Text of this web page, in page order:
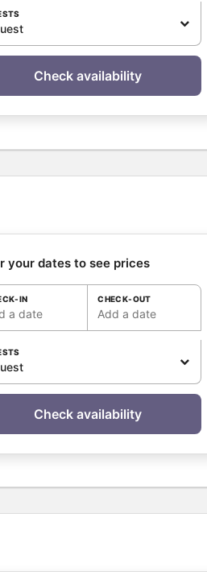
Check availability
your dates to see prices
IN
a date
CHECK-OUT
Add a date
Check availability